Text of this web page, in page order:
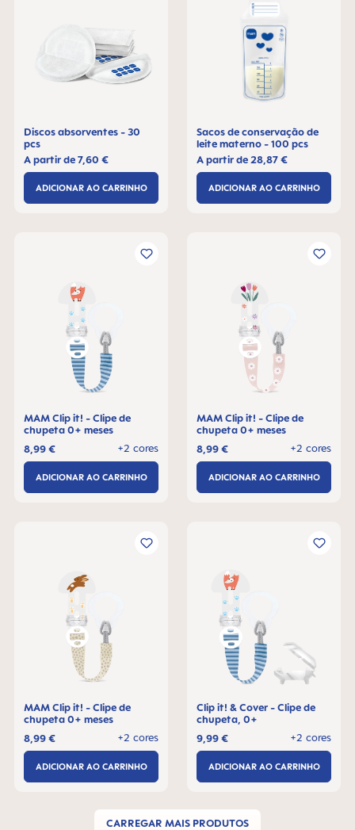
Discos absorventes - 30
pcs
A partir de7,60 €
ADICIONAR AO CARRINHO
Sacos de conservação de
leite materno - 100 pcs
A partir de 28,87 €
ADICIONAR AO CARRINHO
MAM Clip it! - Clipe de
chupeta 0+ meses
+2 cores
8,99 €
ADICIONAR AO CARRINHO
MAM Clip it! - Clipe de
chupeta 0+ meses
+2 cores
8,99 €
ADICIONAR AO CARRINHO
MAM Clip it! - Clipe de
chupeta 0+ meses
+2 cores
8,99 €
ADICIONAR AO CARRINHO
Clip it! & Cover - Clipe de
chupeta, 0+
+2 cores
9,99 €
ADICIONAR AO CARRINHO
CARREGAR MAIS PRODUTOS